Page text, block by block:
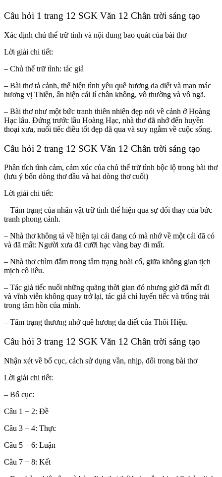
Câu hỏi 1 trang 12 SGK Văn 12 Chân trời sáng tạo
Xác định chủ thể trữ tình và nội dung bao quát của bài thơ
Lời giải chi tiết:
– Chủ thể trữ tình: tác giả
– Bài thơ tả cảnh, thể hiện tình yêu quê hương da diết và man mác
hương vị Thiền, ẩn hiện cái lí chân không, vô thường và vô ngã.
– Bài thơ như một bức tranh thiên nhiên đẹp nói về cảnh ở Hoàng
Hạc lâu. Đứng trước lầu Hoàng Hạc, nhà thơ đã nhớ đến huyền
thoại xưa, nuối tiếc điều tốt đẹp đã qua và suy ngẫm về cuộc sống.
Câu hỏi 2 trang 12 SGK Văn 12 Chân trời sáng tạo
Phân tích tình cảm, cảm xúc của chủ thể trữ tình bộc lộ trong bài thơ
(lưu ý bốn dòng thơ đầu và hai dòng thơ cuối)
Lời giải chi tiết:
– Tâm trạng của nhân vật trữ tình thể hiện qua sự đổi thay của bức
tranh phong cảnh.
– Nhà thơ không tả về hiện tại cái đang có mà nhớ về một cái đã có
và đã mất: Người xưa đã cưỡi hạc vàng bay đi mất.
– Nhà thơ chìm đắm trong tâm trạng hoài cổ, giữa không gian tịch
mịch cô liêu.
– Tác giả tiếc nuối những quãng thời gian đó nhưng giờ đã mất đi
và vĩnh viễn không quay trở lại, tác giả chỉ luyến tiếc và trống trải
trong tâm hồn của mình.
– Tâm trạng thương nhớ quê hương da diết của Thôi Hiệu.
Câu hỏi 3 trang 12 SGK Văn 12 Chân trời sáng tạo
Nhận xét về bố cục, cách sử dụng vần, nhịp, đối trong bài thơ
Lời giải chi tiết:
– Bố cục:
Câu 1 + 2: Đề
Câu 3 + 4: Thực
Câu 5 + 6: Luận
Câu 7 + 8: Kết